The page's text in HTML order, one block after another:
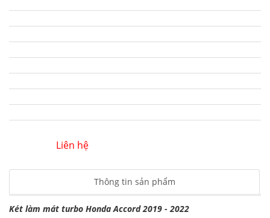
Liên hệ
Thông tin sản phẩm
Két làm mát turbo Honda Accord 2019 - 2022